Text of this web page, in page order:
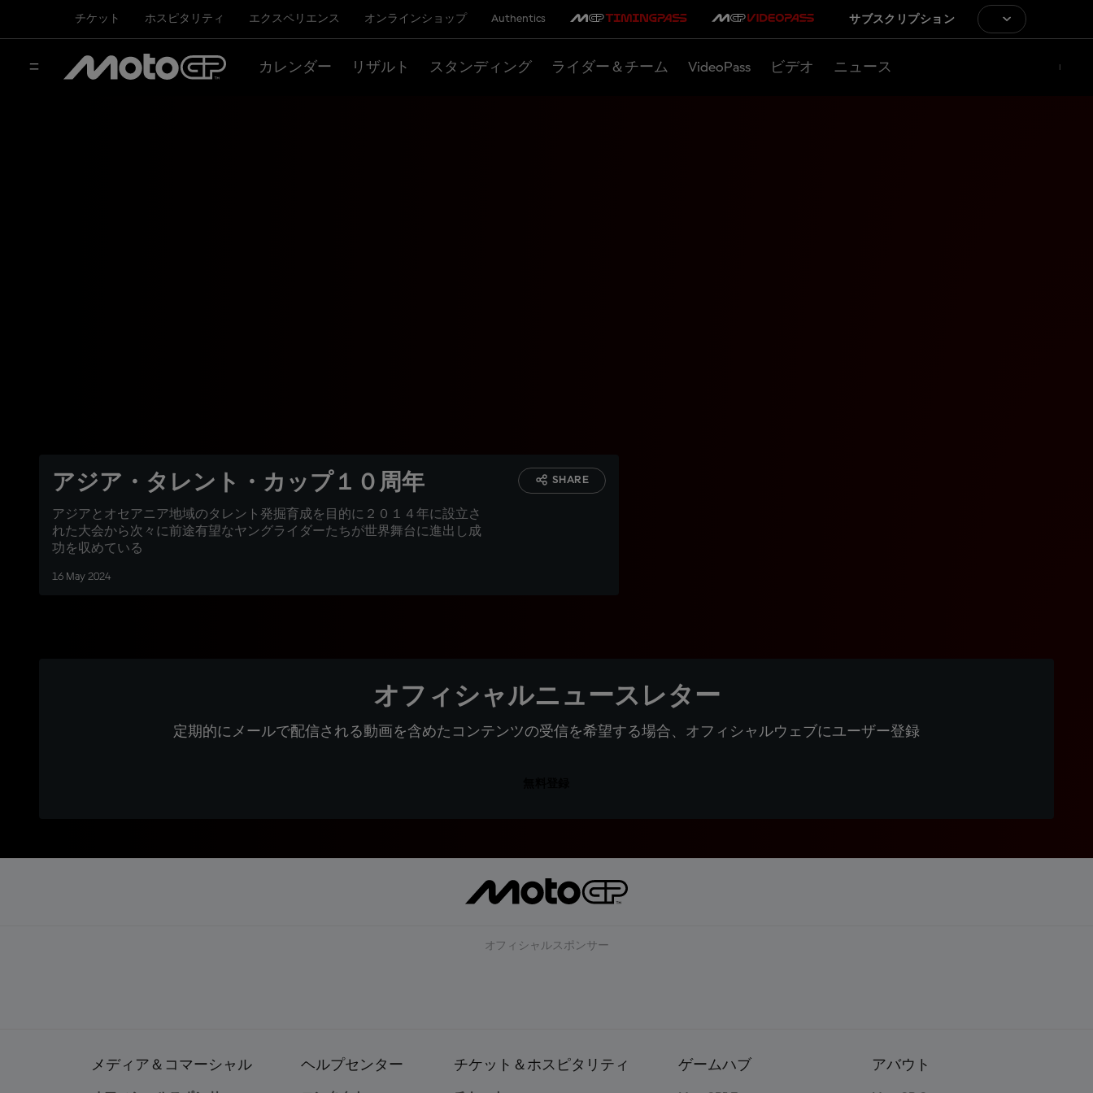
チケット ホスピタリティ エクスペリエンス オンラインショップ Authentics サブスクリプション
カレンダー リザルト スタンディング ライダー＆チーム VideoPass ビデオ ニュース
アジア・タレント・カップ１０周年
アジアとオセアニア地域のタレント発掘育成を目的に２０１４年に設立さ
れた大会から次々に前途有望なヤングライダーたちが世界舞台に進出し成
功を収めている
16 May 2024
SHARE
オフィシャルニュースレター
定期的にメールで配信される動画を含めたコンテンツの受信を希望する場合、オフィシャルウェブにユーザー登録
オフィシャルスポンサー
メディア＆コマーシャル ヘルプセンター チケット＆ホスピタリティ ゲームハブ アバウト